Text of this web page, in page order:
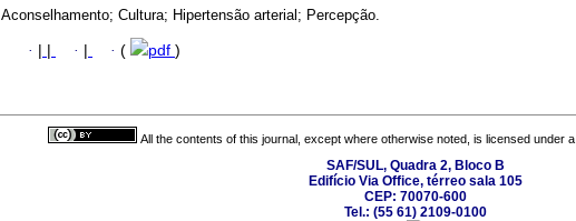
Aconselhamento; Cultura; Hipertensão arterial; Percepção.
· · · ( pdf )
All the contents of this journal, except where otherwise noted, is licensed under a
SAF/SUL, Quadra 2, Bloco B
Edifício Via Office, térreo sala 105
CEP: 70070-600
Tel.: (55 61) 2109-0100